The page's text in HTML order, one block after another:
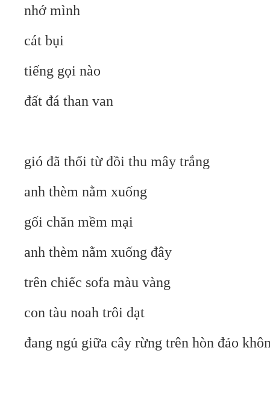
nhớ mình
cát bụi
tiếng gọi nào
đất đá than van
gió đã thổi từ đồi thu mây trắng
anh thèm nằm xuống
gối chăn mềm mại
anh thèm nằm xuống đây
trên chiếc sofa màu vàng
con tàu noah trôi dạt
đang ngủ giữa cây rừng trên hòn đảo